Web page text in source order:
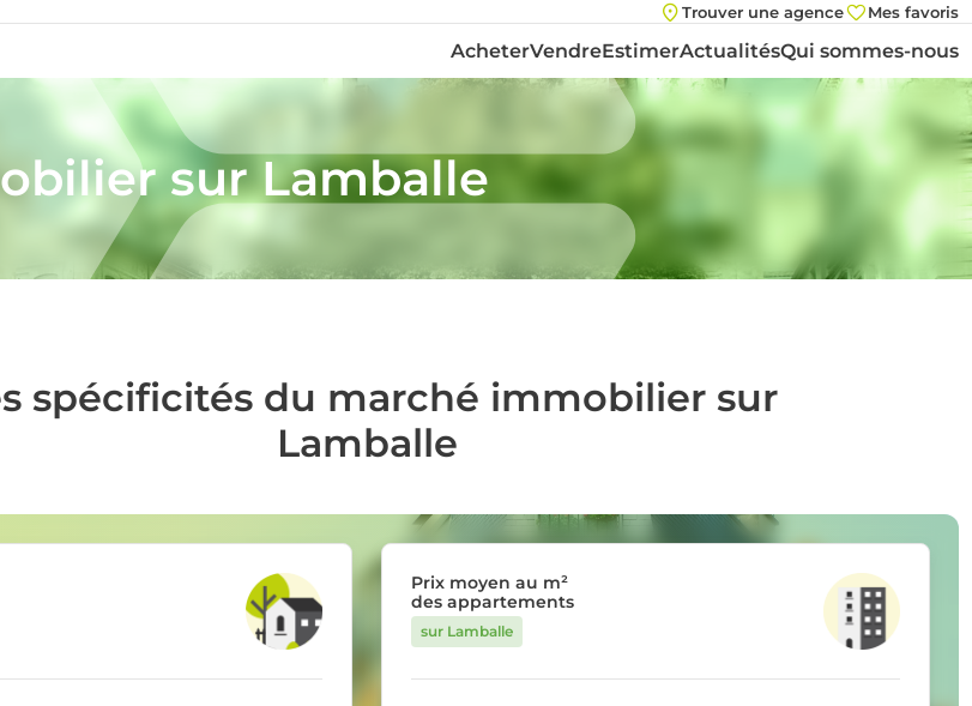
Trouver une agence Mes favoris
AcheterVendreEstimerActualitésQui sommes-nous
sur Lamballe
spécificités du marché immobilier sur
Lamballe
Prix moyen au m²
des appartements
sur Lamballe